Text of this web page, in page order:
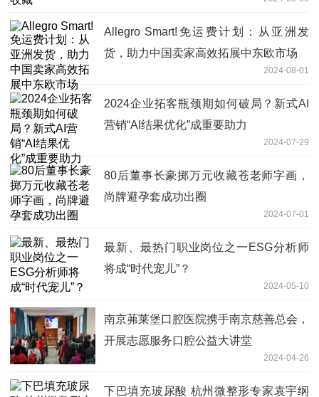
Allegro Smart!免运费计划：从亚洲发
货，助力中国卖家高效拓展中东欧市场
2024-08-01
2024企业拓客瓶颈期如何破局？新式AI
营销“AI结果优化”成重要助力
2024-07-29
80后董事长豪掷万元收藏苍老师字画，
尚牌避孕套成功出圈
2024-07-01
最新、最热门职业岗位之一ESG分析师
将成“时代宠儿”？
2024-05-10
南京茀莱堡口腔医院携手南京慈善总会，
开展志愿服务口腔公益大讲堂
2024-04-26
下巴填充玻尿酸 杭州微整形专家袁宇纲